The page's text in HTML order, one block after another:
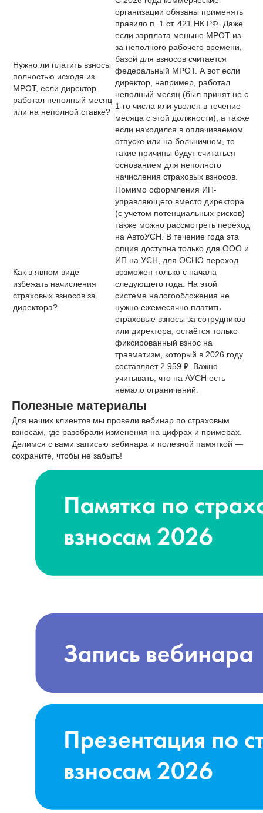
Нужно ли платить взносы
полностью исходя из
МРОТ, если директор
работал неполный месяц
или на неполной ставке?
организации обязаны применять
правило п. 1 ст. 421 НК РФ. Даже
если зарплата меньше МРОТ из-
за неполного рабочего времени,
базой для взносов считается
федеральный МРОТ. А вот если
директор, например, работал
неполный месяц (был принят не с
1-го числа или уволен в течение
месяца с этой должности), а также
если находился в оплачиваемом
отпуске или на больничном, то
такие причины будут считаться
основанием для неполного
начисления страховых взносов.
Как в явном виде
избежать начисления
страховых взносов за
директора?
Помимо оформления ИП-
управляющего вместо директора
(с учётом потенциальных рисков)
также можно рассмотреть переход
на АвтоУСН. В течение года эта
опция доступна только для ООО и
ИП на УСН, для ОСНО переход
возможен только с начала
следующего года. На этой
системе налогообложения не
нужно ежемесячно платить
страховые взносы за сотрудников
или директора, остаётся только
фиксированный взнос на
травматизм, который в 2026 году
составляет 2 959 ₽. Важно
учитывать, что на АУСН есть
немало ограничений.
Полезные материалы
Для наших клиентов мы провели вебинар по страховым
взносам, где разобрали изменения на цифрах и примерах.
Делимся с вами записью вебинара и полезной памяткой —
сохраните, чтобы не забыть!